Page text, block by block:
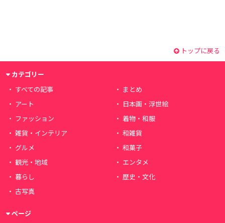
トップに戻る
カテゴリー
すべての記事
まとめ
アート
日本画・浮世絵
ファッション
着物・和服
雑貨・インテリア
和雑貨
グルメ
和菓子
観光・地域
エンタメ
暮らし
歴史・文化
古写真
ページ